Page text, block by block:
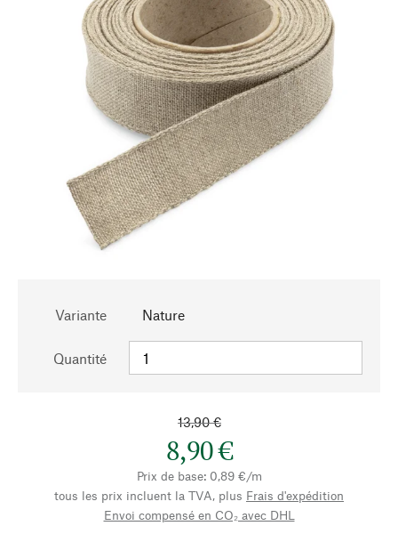
Variante Nature
Quantité
13,90 €
8,90 €
Prix de base: 0,89 €/m
tous les prix incluent la TVA, plus Frais d'expédition
Envoi compensé en CO₂ avec DHL